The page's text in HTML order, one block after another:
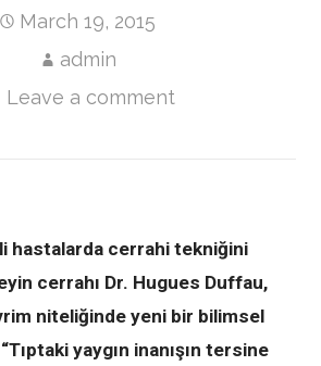
March 19, 2015
admin
Leave a comment
hastalarda cerrahi tekniğini
cerrahı Dr. Hugues Duffau,
niteliğinde yeni bir bilimsel
yaygın inanışın tersine